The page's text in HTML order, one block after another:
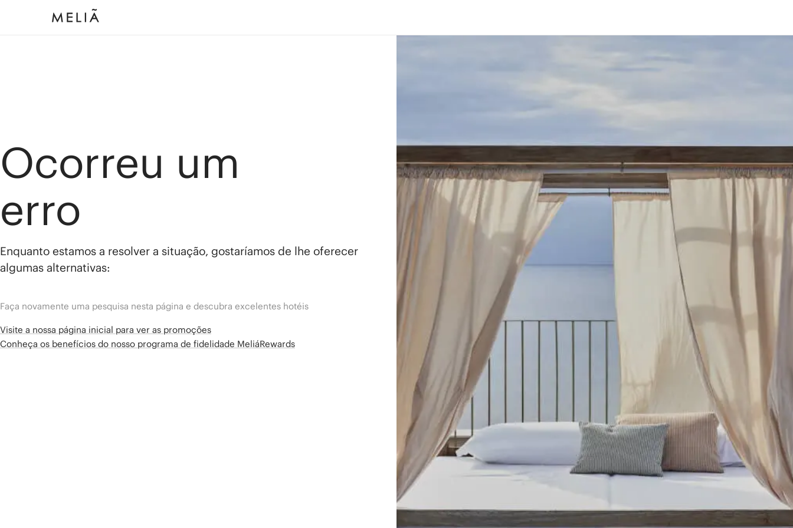
Ocorreu um
erro
Enquanto estamos a resolver a situação, gostaríamos de lhe oferecer
algumas alternativas:
Faça novamente uma pesquisa nesta página e descubra excelentes hotéis
Visite a nossa página inicial para ver as promoções
Conheça os benefícios do nosso programa de fidelidade MeliáRewards